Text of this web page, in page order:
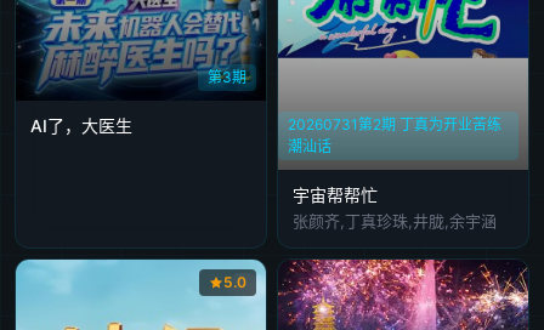
第3期
AI了，大医生
20260731第2期 丁真为开业苦练
潮汕话
宇宙帮帮忙
张颜齐,丁真珍珠,井胧,余宇涵
5.0